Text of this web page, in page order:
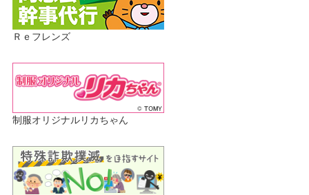
Ｒｅフレンズ
制服オリジナルリカちゃん